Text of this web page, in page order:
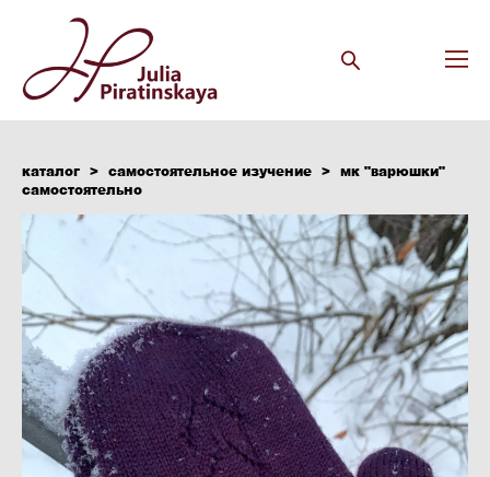
каталог > самостоятельное изучение > мк "варюшки"
самостоятельно